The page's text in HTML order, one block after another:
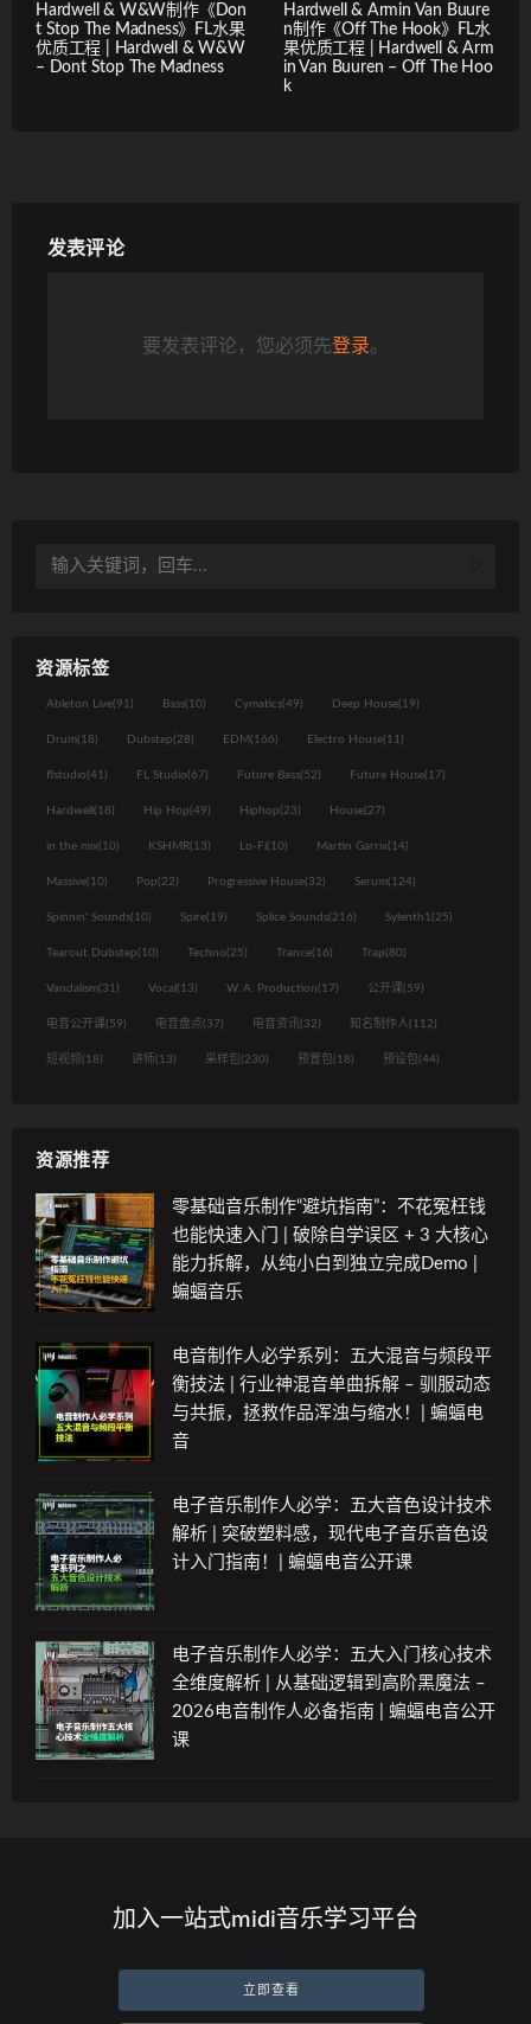
Hardwell & W&W制作《Don
t Stop The Madness》FL水果
优质工程 | Hardwell & W&W
– Dont Stop The Madness
Hardwell & Armin Van Buure
n制作《Off The Hook》FL水
果优质工程 | Hardwell & Arm
in Van Buuren – Off The Hoo
k
发表评论
要发表评论，您必须先登录。
资源标签
Ableton Live(91) Bass(10) Cymatics(49) Deep House(19)
Drum(18) Dubstep(28) EDM(166) Electro House(11)
flstudio(41) FL Studio(67) Future Bass(52) Future House(17)
Hardwell (18) Hip Hop(49) Hiphop(23) House(27)
in the mix(10) KSHMR(13) Lo-Fi(10) Martin Garrix(14)
Massive(10) Pop(22) Progressive House(32) Serum(124)
Spinnin' Sounds(10) Spire(19) Splice Sounds(216) Sylenth1 (25)
Tearout Dubstep(10) Techno(25) Trance(16) Trap(80)
Vandalism(31) Vocal (13) W. A. Production(17) 公开课(59)
电音公开课(59) 电音盘点 (37) 电音资讯 (32) 知名制作人 (112)
短视频 (18) 讲师(13) 采样包(230) 预置包(18) 预设包(44)
资源推荐
零基础音乐制作“避坑指南”：不花冤枉钱
也能快速入门 | 破除自学误区 + 3 大核心
能力拆解，从纯小白到独立完成Demo |
蝙蝠音乐
电音制作人必学系列：五大混音与频段平
衡技法 | 行业神混音单曲拆解 – 驯服动态
与共振，拯救作品浑浊与缩水！| 蝙蝠电
音
电子音乐制作人必学：五大音色设计技术
解析 | 突破塑料感，现代电子音乐音色设
计入门指南！| 蝙蝠电音公开课
电子音乐制作人必学：五大入门核心技术
全维度解析 | 从基础逻辑到高阶黑魔法 –
2026电音制作人必备指南 | 蝙蝠电音公开
课
加入一站式midi音乐学习平台
立即查看